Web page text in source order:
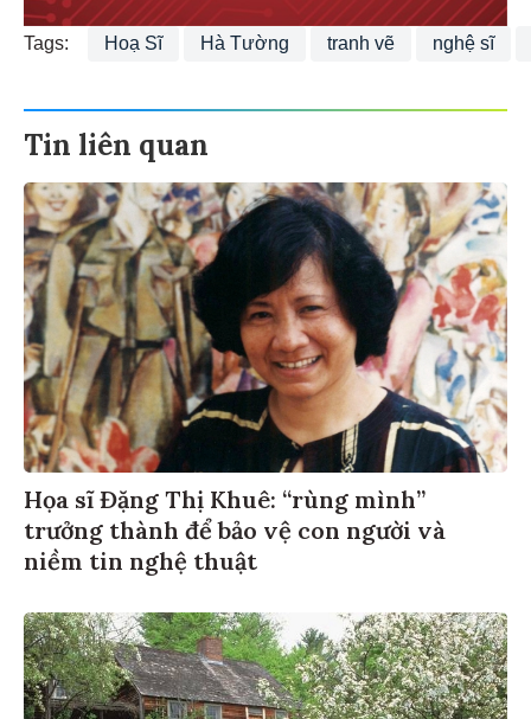
Tags: Hoạ Sĩ Hà Tường tranh vẽ nghệ sĩ
Tin liên quan
Họa sĩ Đặng Thị Khuê: “rùng mình”
trưởng thành để bảo vệ con người và
niềm tin nghệ thuật